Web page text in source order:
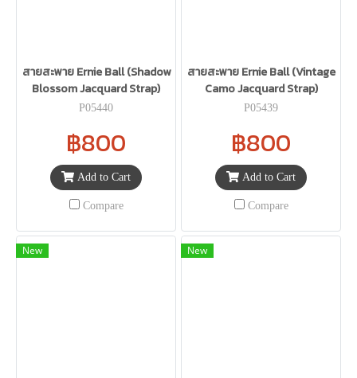
สายสะพาย Ernie Ball (Shadow
Blossom Jacquard Strap)
P05440
฿800
Add to Cart
Compare
สายสะพาย Ernie Ball (Vintage
Camo Jacquard Strap)
P05439
฿800
Add to Cart
Compare
New New